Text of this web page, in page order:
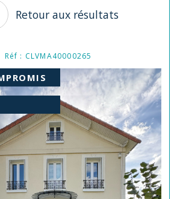
Retour aux résultats
Réf : CLVMA40000265